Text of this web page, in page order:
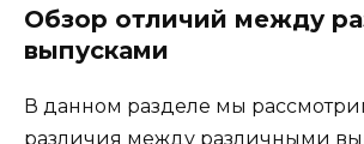
Обзор отличий между
выпусками
В данном разделе мы
различия между различными